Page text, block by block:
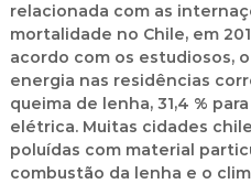
relacionada com as
mortalidade no Chile, em
acordo com os estudiosos,
energia nas residências
queima de lenha, 31,4 %
elétrica. Muitas cidades
poluídas com material
combustão da lenha e o